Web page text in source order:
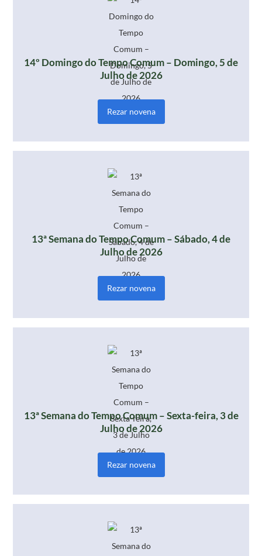
14º Domingo do Tempo Comum – Domingo, 5 de
Julho de 2026
Rezar novena
13ª Semana do Tempo Comum – Sábado, 4 de
Julho de 2026
Rezar novena
13ª Semana do Tempo Comum – Sexta-feira, 3 de
Julho de 2026
Rezar novena